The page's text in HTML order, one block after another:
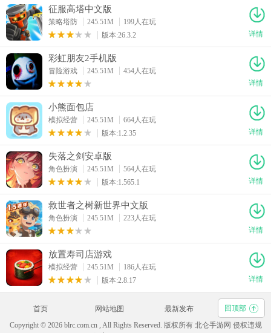
征服高塔中文版
策略塔防 245.51M
199人在玩
版本:26.3.2
详情
彩虹朋友2手机版
冒险游戏 245.51M
454人在玩
详情
小熊面包店
模拟经营 245.51M
664人在玩
版本:1.2.35
详情
失落之剑安卓版
角色扮演 245.51M
564人在玩
版本:1.565.1
详情
救世者之树新世界中文版
角色扮演 245.51M
223人在玩
详情
放置寿司店游戏
模拟经营 245.51M
186人在玩
版本:2.8.17
详情
首页 网站地图 最新发布
回顶部
Copyright © 2026 blrc.com.cn , All Rights Reserved. 版权所有 北仑手游网 侵权违规